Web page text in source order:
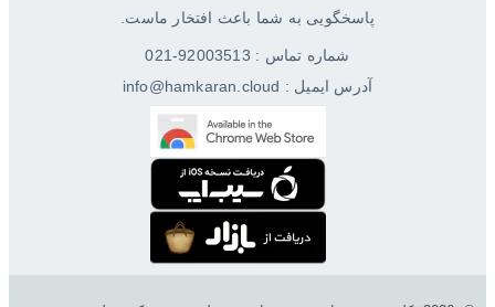
پاسخگویی به شما باعث افتخار ماست.
شماره تماس : 92003513-021
آدرس ایمیل : info@hamkaran.cloud